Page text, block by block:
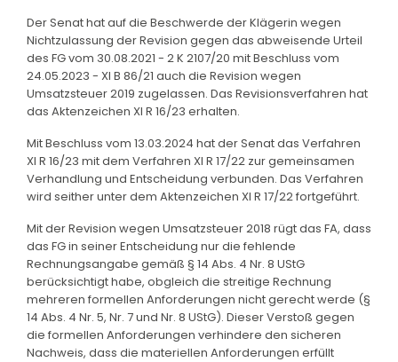
Der Senat hat auf die Beschwerde der Klägerin wegen
Nichtzulassung der Revision gegen das abweisende Urteil
des FG vom 30.08.2021 - 2 K 2107/20 mit Beschluss vom
24.05.2023 - XI B 86/21 auch die Revision wegen
Umsatzsteuer 2019 zugelassen. Das Revisionsverfahren hat
das Aktenzeichen XI R 16/23 erhalten.
Mit Beschluss vom 13.03.2024 hat der Senat das Verfahren
XI R 16/23 mit dem Verfahren XI R 17/22 zur gemeinsamen
Verhandlung und Entscheidung verbunden. Das Verfahren
wird seither unter dem Aktenzeichen XI R 17/22 fortgeführt.
Mit der Revision wegen Umsatzsteuer 2018 rügt das FA, dass
das FG in seiner Entscheidung nur die fehlende
Rechnungsangabe gemäß § 14 Abs. 4 Nr. 8 UStG
berücksichtigt habe, obgleich die streitige Rechnung
mehreren formellen Anforderungen nicht gerecht werde (§
14 Abs. 4 Nr. 5, Nr. 7 und Nr. 8 UStG). Dieser Verstoß gegen
die formellen Anforderungen verhindere den sicheren
Nachweis, dass die materiellen Anforderungen erfüllt